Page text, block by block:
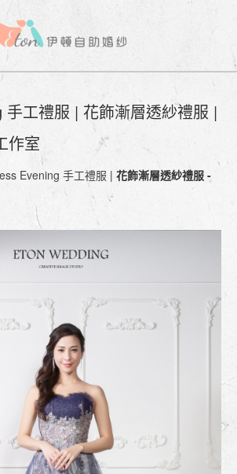
手工禮服 | 花飾漸層透紗禮服 |
作室
Evening 手工禮服 | 花飾漸層透紗禮服 -